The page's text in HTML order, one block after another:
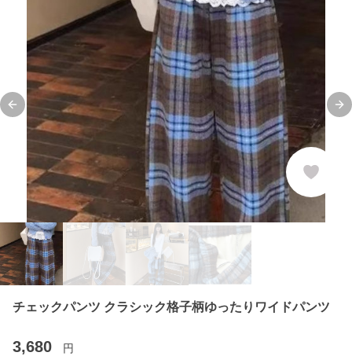
Previous slide
チェックパンツ クラシック格子柄ゆったりワイドパンツ
3,680 円